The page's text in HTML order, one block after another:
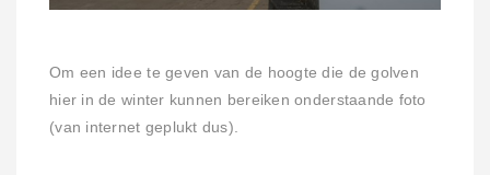
Om een idee te geven van de hoogte die de golven
hier in de winter kunnen bereiken onderstaande foto
(van internet geplukt dus).